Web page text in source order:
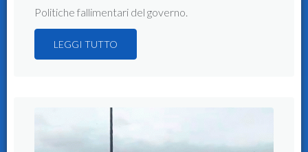
Politiche fallimentari del governo.
LEGGI TUTTO